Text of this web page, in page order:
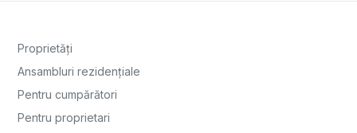
Proprietăți
Ansambluri rezidențiale
Pentru cumpărători
Pentru proprietari